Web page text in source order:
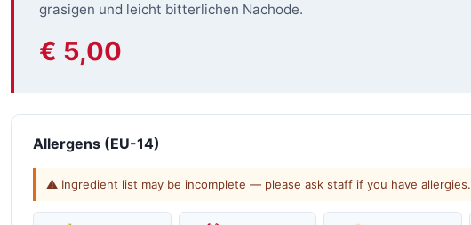
grasigen und leicht bitterlichen Nachode.
€ 5,00
Allergens (EU-14)
⚠ Ingredient list may be incomplete — please ask staff if you have allergies.